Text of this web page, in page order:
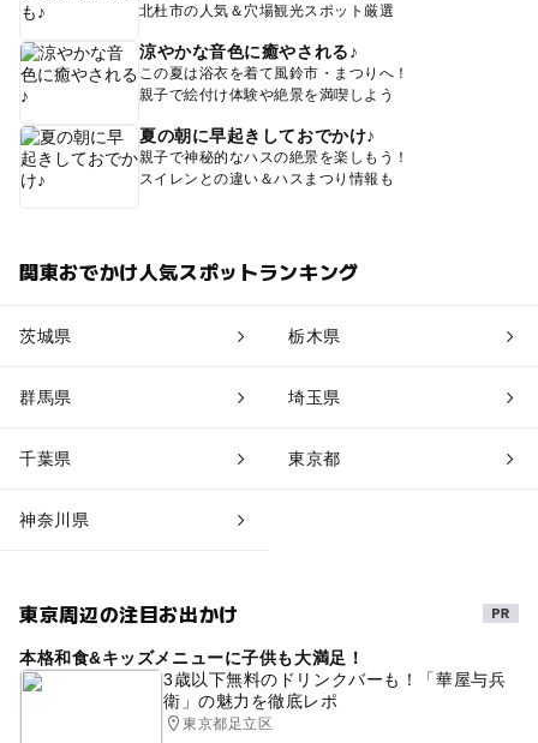
北杜市の人気＆穴場観光スポット厳選
涼やかな音色に癒やされる♪
この夏は浴衣を着て風鈴市・まつりへ！
親子で絵付け体験や絶景を満喫しよう
夏の朝に早起きしておでかけ♪
親子で神秘的なハスの絶景を楽しもう！
スイレンとの違い＆ハスまつり情報も
関東おでかけ人気スポットランキング
茨城県 栃木県
群馬県 埼玉県
千葉県 東京都
神奈川県
東京周辺の注目お出かけ
本格和食&キッズメニューに子供も大満足！
3歳以下無料のドリンクバーも！「華屋与兵
衛」の魅力を徹底レポ
東京都足立区